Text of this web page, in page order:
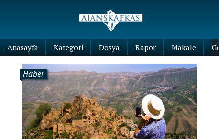
Anasayfa Kategori Dosya Rapor Makale
Haber